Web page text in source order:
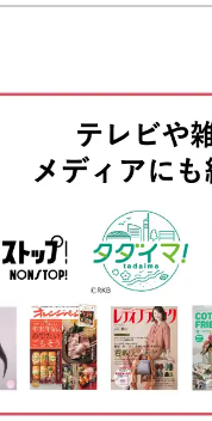
クを何度もチェッ
1本のお爪にワン
も華やかな印象に
ラシでお花を描く
ト
の花びらを描く
ルを花びら全体に塗布
中央に塗布する
中の花びらを描く
ルを花びら全体に塗布